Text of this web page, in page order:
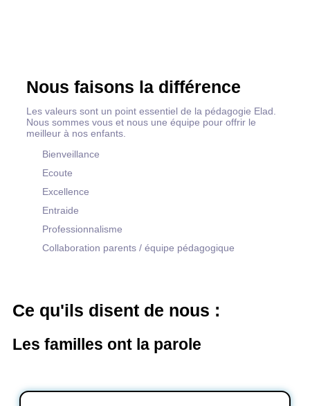
Nous faisons la différence
Les valeurs sont un point essentiel de la pédagogie Elad.
Nous sommes vous et nous une équipe pour offrir le
meilleur à nos enfants.
Bienveillance
Ecoute
Excellence
Entraide
Professionnalisme
Collaboration parents / équipe pédagogique
Ce qu'ils disent de nous :
Les familles ont la parole